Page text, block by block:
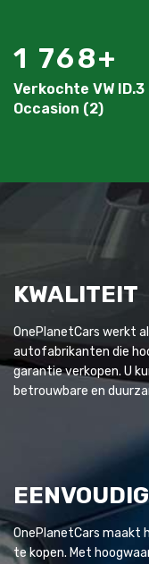
1 768
Verkochte VW ID.3
Occasion (2)
KWALITEIT
OnePlanetCars werkt
autofabrikanten die
garantie verkopen. U
betrouwbare en
EENVOUDIG
OnePlanetCars maakt
te kopen. Met